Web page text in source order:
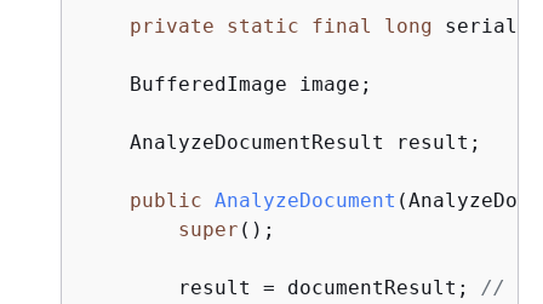
private static final long
    BufferedImage image;
    AnalyzeDocumentResult result;
public AnalyzeDocument
super ();
        result = documentResult;
//